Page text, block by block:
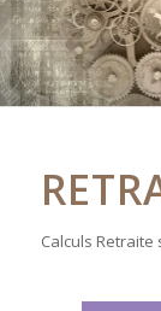
Calculs Retraite